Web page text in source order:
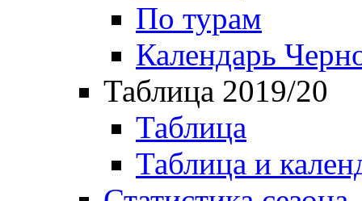
По турам
Календарь
Таблица 2019/20
Таблица
Таблица и